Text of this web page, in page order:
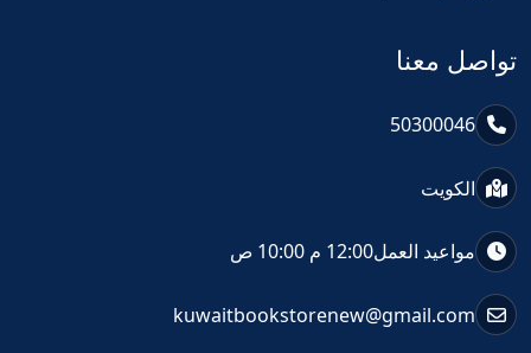
تواصل معنا
50300046
الكويت
مواعيد العمل12:00 م 10:00 ص
kuwaitbookstorenew@gmail.com